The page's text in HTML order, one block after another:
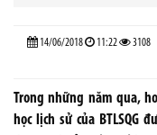
14/06/2018 11:22 3108
Trong những năm qua,
học lịch sử của